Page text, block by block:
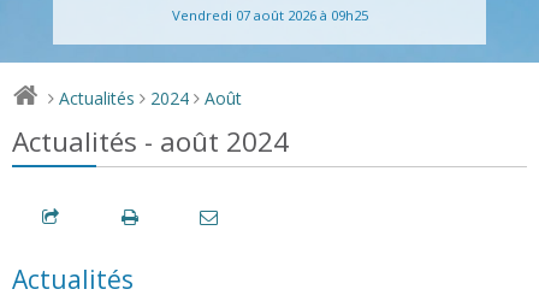
Vendredi 07 août 2026 à 09h25
> Actualités > 2024 > Août
Actualités - août 2024
Actualités